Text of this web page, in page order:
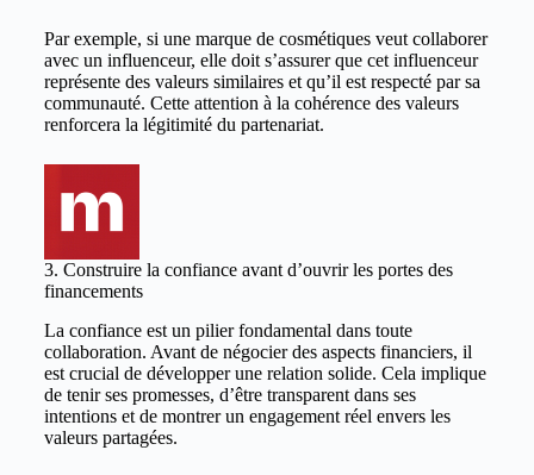
Par exemple, si une marque de cosmétiques veut collaborer
avec un influenceur, elle doit s’assurer que cet influenceur
représente des valeurs similaires et qu’il est respecté par sa
communauté. Cette attention à la cohérence des valeurs
renforcera la légitimité du partenariat.
3. Construire la confiance avant d’ouvrir les portes des
financements
La confiance est un pilier fondamental dans toute
collaboration. Avant de négocier des aspects financiers, il
est crucial de développer une relation solide. Cela implique
de tenir ses promesses, d’être transparent dans ses
intentions et de montrer un engagement réel envers les
valeurs partagées.